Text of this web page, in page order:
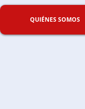
QUIÉNES SOMOS